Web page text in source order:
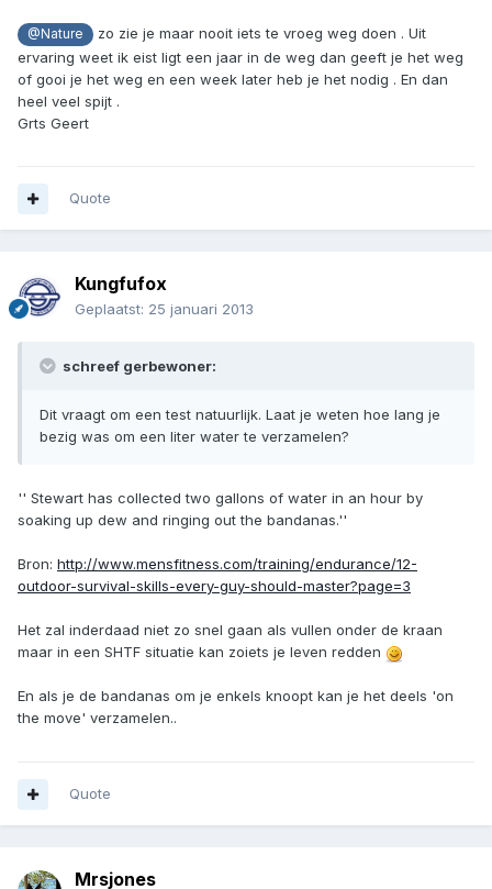
@Nature
zo zie je maar nooit iets te vroeg weg doen . Uit
ervaring weet ik eist ligt een jaar in de weg dan geeft je het weg
of gooi je het weg en een week later heb je het nodig . En dan
heel veel spijt .
Grts Geert
Quote
Kungfufox
Geplaatst: 25 januari 2013
schreef gerbewoner:
Dit vraagt om een test natuurlijk. Laat je weten hoe lang je
bezig was om een liter water te verzamelen?
'' Stewart has collected two gallons of water in an hour by
soaking up dew and ringing out the bandanas.''
Bron: http://www.mensfitness.com/training/endurance/12-
outdoor-survival-skills-every-guy-should-master?page=3
Het zal inderdaad niet zo snel gaan als vullen onder de kraan
maar in een SHTF situatie kan zoiets je leven redden
En als je de bandanas om je enkels knoopt kan je het deels 'on
the move' verzamelen..
Quote
Mrsjones